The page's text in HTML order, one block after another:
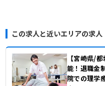
この求人と近いエリアの求人
【宮崎県/
能！退職金
院での理学